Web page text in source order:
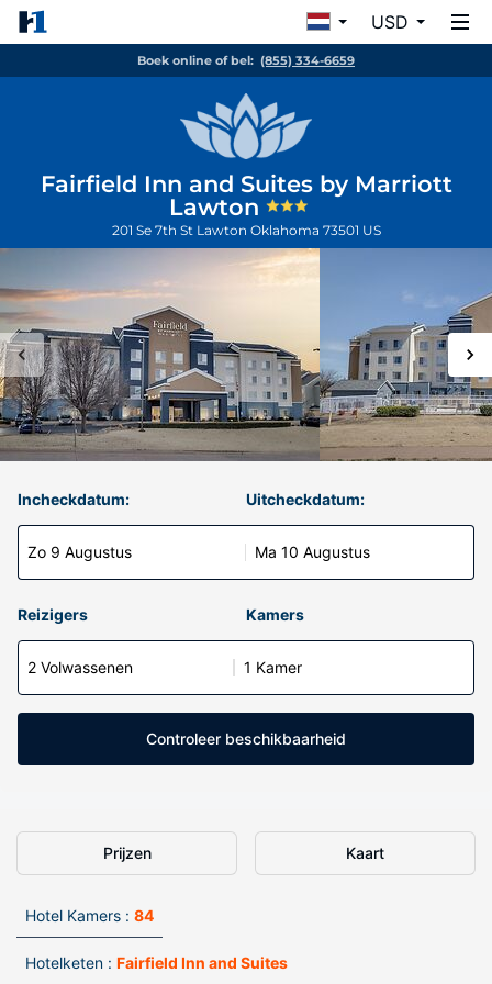
USD
Boek online of bel: (855) 334-6659
Fairfield Inn and Suites by Marriott
Lawton
201 Se 7th St Lawton Oklahoma 73501 US
Incheckdatum:
Zo 9 Augustus
Uitcheckdatum:
Ma 10 Augustus
Reizigers Kamers
2 Volwassenen 1 Kamer
Controleer beschikbaarheid
Prijzen Kaart
Hotel Kamers : 84
Hotelketen : Fairfield Inn and Suites